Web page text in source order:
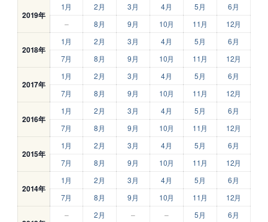
2019年
1月 2月 3月 4月 5月
6月
–
8月 9月 10月 11月 12月
2018年
1月 2月 3月 4月 5月
6月
7月
8月 9月 10月 11月 12月
2017年
1月 2月 3月 4月 5月
6月
7月
8月 9月 10月 11月 12月
2016年
1月 2月 3月 4月 5月
6月
7月
8月 9月 10月 11月 12月
2015年
1月 2月 3月 4月 5月
6月
7月
8月 9月 10月 11月 12月
2014年
1月 2月 3月 4月 5月
6月
7月
8月 9月 10月 11月 12月
– 2月 – – 5月
6月